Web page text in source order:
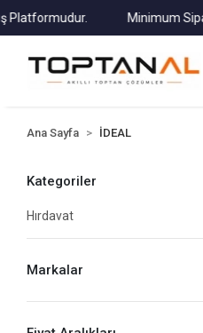
Minimum Sipariş
Ana Sayfa İDEAL
Kategoriler
Hırdavat
Markalar